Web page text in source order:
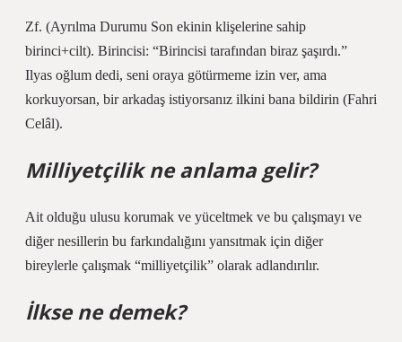
Zf. (Ayrılma Durumu Son ekinin klişelerine sahip
birinci+cilt). Birincisi: “Birincisi tarafından biraz şaşırdı.”
Ilyas oğlum dedi, seni oraya götürmeme izin ver, ama
korkuyorsan, bir arkadaş istiyorsanız ilkini bana bildirin (Fahri
Celâl).
Milliyetçilik ne anlama gelir?
Ait olduğu ulusu korumak ve yüceltmek ve bu çalışmayı ve
diğer nesillerin bu farkındalığını yansıtmak için diğer
bireylerle çalışmak “milliyetçilik” olarak adlandırılır.
İlkse ne demek?